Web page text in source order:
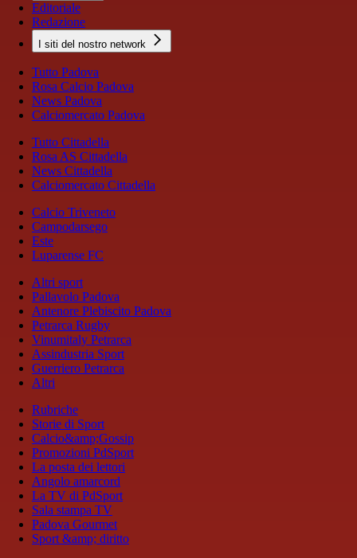
Editoriale
Redazione
I siti del nostro network
Tutto Padova
Rosa Calcio Padova
News Padova
Calciomercato Padova
Tutto Cittadella
Rosa AS Cittadella
News Cittadella
Calciomercato Cittadella
Calcio Triveneto
Campodarsego
Este
Luparense FC
Altri sport
Pallavolo Padova
Antenore Plebiscito Padova
Petrarca Rugby
Vinumitaly Petrarca
Assindustria Sport
Guerriero Petrarca
Altri
Rubriche
Storie di Sport
Calcio&amp;Gossip
Promozioni PdSport
La posta dei lettori
Angolo amarcord
La TV di PdSport
Sala stampa TV
Padova Gourmet
Sport &amp; diritto